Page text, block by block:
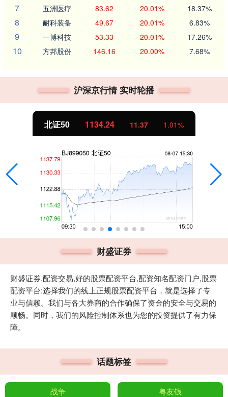
7 五洲医疗 83.62 20.01% 18.37%
8 耐科装备 49.67 20.01% 6.83%
9 一博科技 53.33 20.01% 17.26%
10 方邦股份 146.16 20.00% 7.68%
沪深京行情 实时轮播
北证50 1134.24 11.37 1.01%
财盛证券
财盛证券,配资交易,好的股票配资平台,配资知名配资门户,股票
配资平台:选择我们的线上正规股票配资平台，就是选择了专
业与信赖。我们与各大券商的合作确保了资金的安全与交易的
顺畅。同时，我们的风险控制体系也为您的投资提供了有力保
障。
话题标签
战争 粤友钱